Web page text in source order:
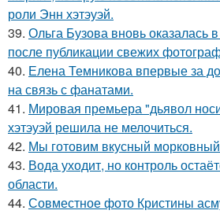
роли Энн хэтэуэй.
39. Ольга Бузова вновь оказалась
после публикации свежих
40. Елена Темникова впервые за
на связь с фанатами.
41. Мировая премьера "дьявол
хэтэуэй решила не мелочиться.
42. Мы готовим вкусный морковный
43. Вода уходит, но контроль
области.
44. Совместное фото Кристины